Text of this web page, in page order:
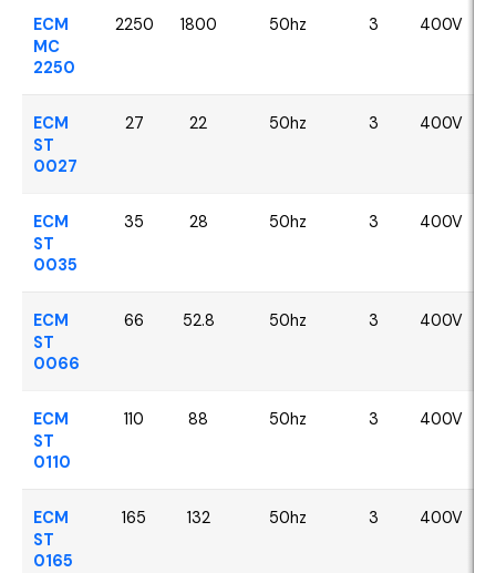
ECM
MC
2250
2250 1800 50hz 3 400V
ECM
ST
0027
27 22 50hz 3 400V
ECM
ST
0035
35 28 50hz 3 400V
ECM
ST
0066
66 52.8 50hz 3 400V
ECM
ST
0110
110 88 50hz 3 400V
ECM
ST
0165
165 132 50hz 3 400V